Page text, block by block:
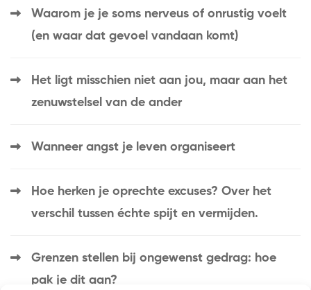
Waarom je je soms nerveus of onrustig voelt
(en waar dat gevoel vandaan komt)
Het ligt misschien niet aan jou, maar aan het
zenuwstelsel van de ander
Wanneer angst je leven organiseert
Hoe herken je oprechte excuses? Over het
verschil tussen échte spijt en vermijden.
Grenzen stellen bij ongewenst gedrag: hoe
pak je dit aan?